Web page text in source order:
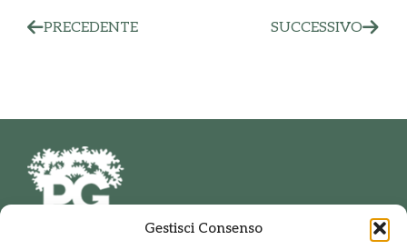
Gestisci Consenso
PRECEDENTE SUCCESSIVO